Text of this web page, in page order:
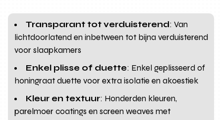
Transparant tot verduisterend: Van
lichtdoorlatend en inbetween tot bijna verduisterend
voor slaapkamers
Enkel plisse of duette: Enkel geplisseerd of
honingraat duette voor extra isolatie en akoestiek
Kleur en textuur: Honderden kleuren,
parelmoer coatings en screen weaves met